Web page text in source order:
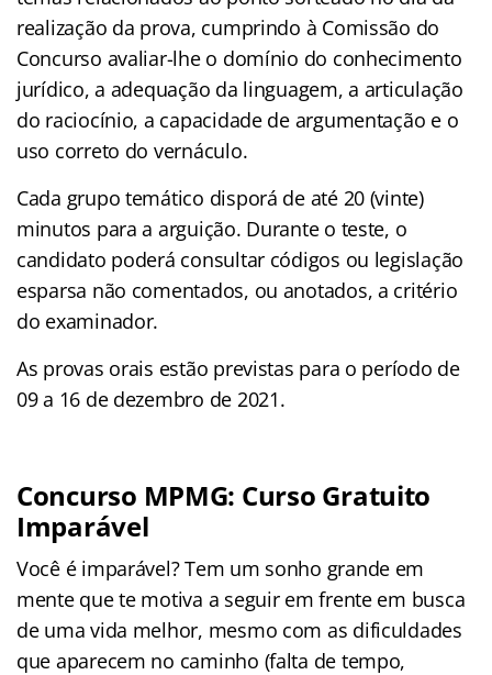
realização da prova, cumprindo à Comissão do
Concurso avaliar-lhe o domínio do conhecimento
jurídico, a adequação da linguagem, a articulação
do raciocínio, a capacidade de argumentação e o
uso correto do vernáculo.
Cada grupo temático disporá de até 20 (vinte)
minutos para a arguição. Durante o teste, o
candidato poderá consultar códigos ou legislação
esparsa não comentados, ou anotados, a critério
do examinador.
As provas orais estão previstas para o período de
09 a 16 de dezembro de 2021.
Concurso MPMG: Curso Gratuito
Imparável
Você é imparável? Tem um sonho grande em
mente que te motiva a seguir em frente em busca
de uma vida melhor, mesmo com as dificuldades
que aparecem no caminho (falta de tempo,